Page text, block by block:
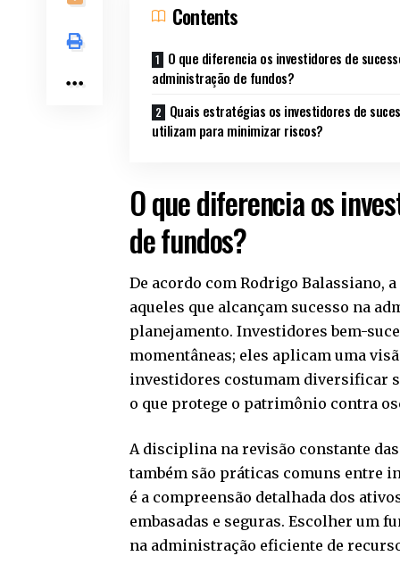
Contents
O que diferencia os investidores de
administração de fundos?
Quais estratégias os investidores de
utilizam para minimizar riscos?
O que diferencia os
de fundos?
De acordo com Rodrigo Balassiano,
aqueles que alcançam sucesso na
planejamento. Investidores bem-
momentâneas; eles aplicam uma
investidores costumam diversificar
o que protege o patrimônio contra
A disciplina na revisão constante
também são práticas comuns entre
é a compreensão detalhada dos
embasadas e seguras. Escolher um
na administração eficiente de